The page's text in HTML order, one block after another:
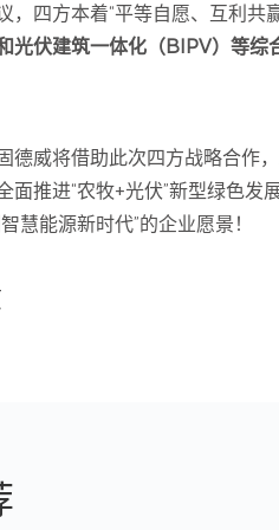
，四方本着“平等自愿、互利共
光伏建筑一体化（BIPV）等综
德威将借助此次四方战略合作
面推进“农牧+光伏”新型绿色
慧能源新时代”的企业愿景！